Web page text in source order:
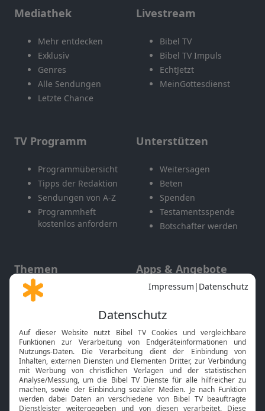
Mediathek
Mehr entdecken
Exklusiv
Genres
Alle Sendungen
Letzte Chance
Livestream
Bibel TV
Bibel TV Impuls
EchtJetzt
MeinGottesdienst
TV Programm
Programmübersicht
Tipps der Redaktion
Sendungen von A-Z
Programmheft
kostenlos anfordern
Unterstützen
Weitersagen
Beten
Spenden
Testamentsspende
Botschafter werden
Themen
Gott und Bibel erklärt
Neuigkeiten
Apps & Angebote
Mobile App
Smart TV
HbbTV
Bibelthek Online-Bibel
Nächster Gottesdienst